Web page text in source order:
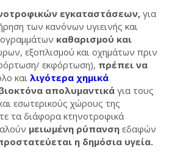
εγκαταστάσεων, για
των κανόνων υγιεινής και
καθαρισμού και
εξοπλισμού και οχημάτων πριν
εκφόρτωση), πρέπει να
και λιγότερα χημικά
απολυμαντικά για τους
εσωτερικούς χώρους της
τα διάφορα κτηνοτροφικά
μειωμένη ρύπανση εδαφών
η δημόσια υγεία.